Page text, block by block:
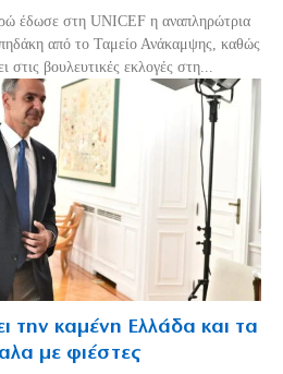
έδωσε στη UNICEF η αναπληρώτρια
από το Ταμείο Ανάκαμψης, καθώς
στις βουλευτικές εκλογές στη...
την καμένη Ελλάδα και τα
με φιέστες